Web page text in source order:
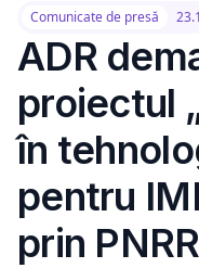
Comunicate de presă
ADR
proiectul
în
pentru
prin PNRR